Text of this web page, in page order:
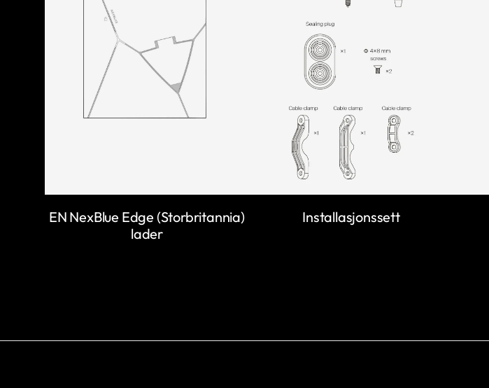
EN NexBlue Edge (Storbritannia)
lader
Installasjonssett